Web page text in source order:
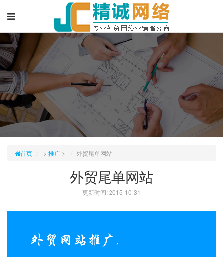
首页 > 推广 > 外贸尾单网站
外贸尾单网站
更新时间: 2015-10-31